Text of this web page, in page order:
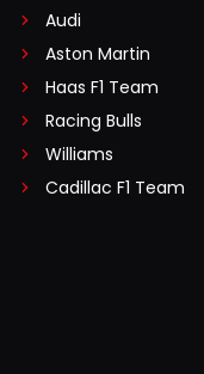
Audi
Aston Martin
Haas F1 Team
Racing Bulls
Williams
Cadillac F1 Team